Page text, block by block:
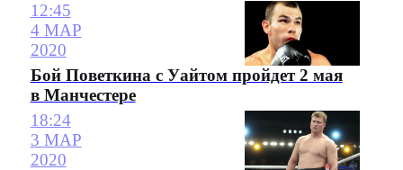
12:45
4 МАР
2020
Бой Поветкина с Уайтом пройдет 2 мая
в Манчестере
18:24
3 МАР
2020